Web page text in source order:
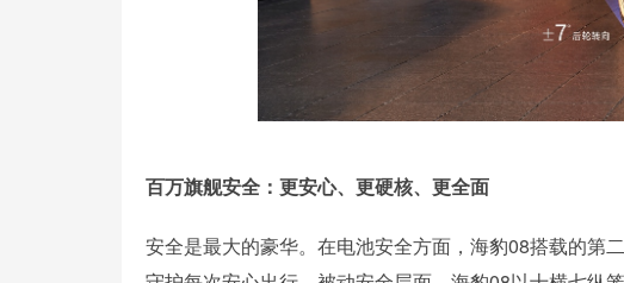
百万旗舰安全：更安心、更硬核、更全面
安全是最大的豪华。在电池安全方面，海豹08搭载的第